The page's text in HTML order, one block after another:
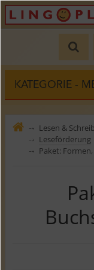
KATEGORIE -
⤍ Lesen &
⤍ Leseförderung
⤍ Paket: